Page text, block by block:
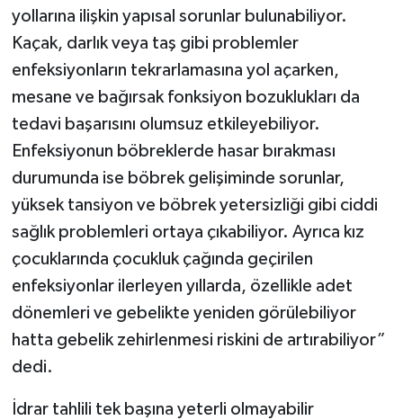
yollarına ilişkin yapısal sorunlar bulunabiliyor.
Kaçak, darlık veya taş gibi problemler
enfeksiyonların tekrarlamasına yol açarken,
mesane ve bağırsak fonksiyon bozuklukları da
tedavi başarısını olumsuz etkileyebiliyor.
Enfeksiyonun böbreklerde hasar bırakması
durumunda ise böbrek gelişiminde sorunlar,
yüksek tansiyon ve böbrek yetersizliği gibi ciddi
sağlık problemleri ortaya çıkabiliyor. Ayrıca kız
çocuklarında çocukluk çağında geçirilen
enfeksiyonlar ilerleyen yıllarda, özellikle adet
dönemleri ve gebelikte yeniden görülebiliyor
hatta gebelik zehirlenmesi riskini de artırabiliyor”
dedi.
İdrar tahlili tek başına yeterli olmayabilir